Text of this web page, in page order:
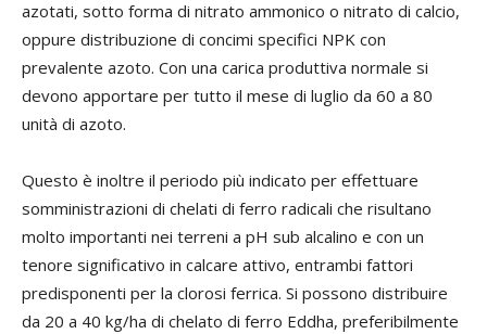
azotati, sotto forma di nitrato ammonico o nitrato di calcio,
oppure distribuzione di concimi specifici NPK con
prevalente azoto. Con una carica produttiva normale si
devono apportare per tutto il mese di luglio da 60 a 80
unità di azoto.
Questo è inoltre il periodo più indicato per effettuare
somministrazioni di chelati di ferro radicali che risultano
molto importanti nei terreni a pH sub alcalino e con un
tenore significativo in calcare attivo, entrambi fattori
predisponenti per la clorosi ferrica. Si possono distribuire
da 20 a 40 kg/ha di chelato di ferro Eddha, preferibilmente